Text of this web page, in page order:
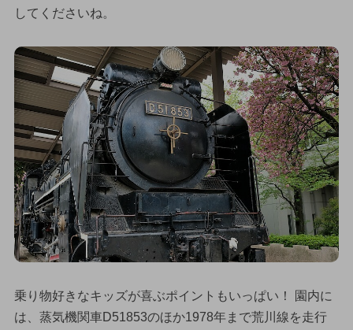
してくださいね。
乗り物好きなキッズが喜ぶポイントもいっぱい！ 園内に
は、蒸気機関車D51853のほか1978年まで荒川線を走行